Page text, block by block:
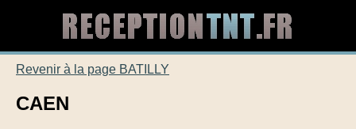
Revenir à la page BATILLY
CAEN